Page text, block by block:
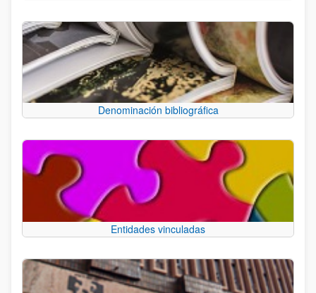
Denominación bibliográfica
Entidades vinculadas